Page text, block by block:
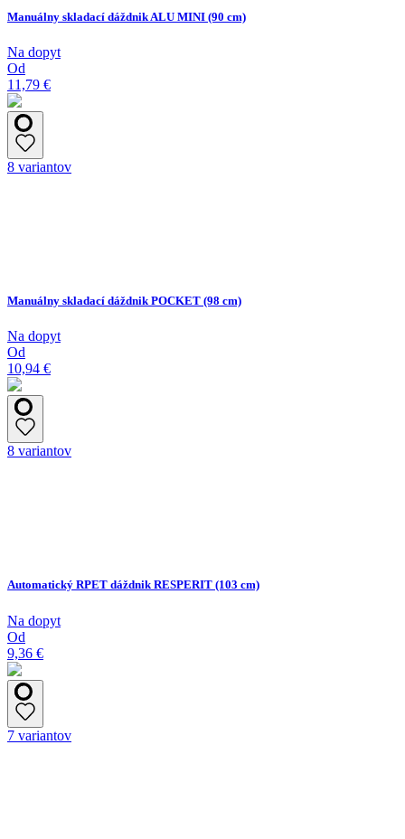
Manuálny skladací dáždnik ALU MINI (90 cm)
Na dopyt
Od
11,79 €
8 variantov
Manuálny skladací dáždnik POCKET (98 cm)
Na dopyt
Od
10,94 €
8 variantov
Automatický RPET dáždnik RESPERIT (103 cm)
Na dopyt
Od
9,36 €
7 variantov